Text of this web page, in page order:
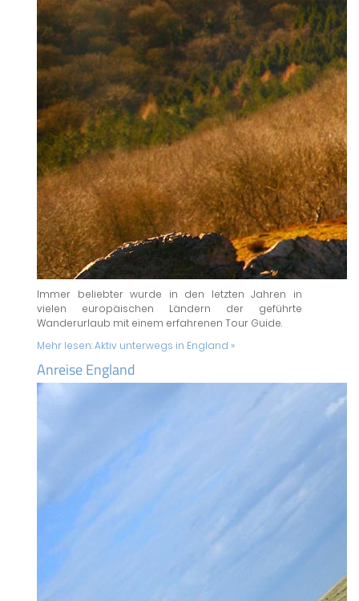
Immer beliebter wurde in den letzten Jahren in
vielen europäischen Ländern der geführte
Wanderurlaub mit einem erfahrenen Tour Guide.
Mehr lesen:Aktiv unterwegs in England »
Anreise England